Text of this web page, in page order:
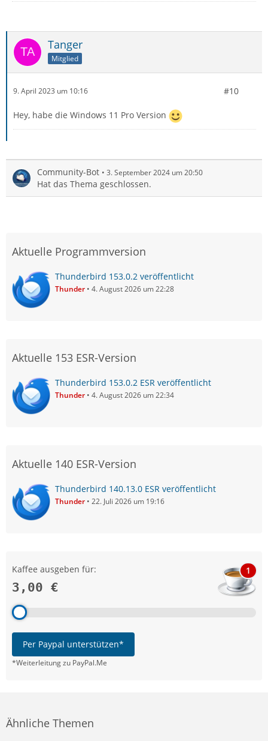
Tanger
Mitglied
9. April 2023 um 10:16 #10
Hey, habe die Windows 11 Pro Version
Community-Bot 3. September 2024 um 20:50
Hat das Thema geschlossen.
Aktuelle Programmversion
Thunderbird 153.0.2 veröffentlicht
Thunder 4. August 2026 um 22:28
Aktuelle 153 ESR-Version
Thunderbird 153.0.2 ESR veröffentlicht
Thunder 4. August 2026 um 22:34
Aktuelle 140 ESR-Version
Thunderbird 140.13.0 ESR veröffentlicht
Thunder 22. Juli 2026 um 19:16
Kaffee ausgeben für:
3,00 €
1
Per Paypal unterstützen*
*Weiterleitung zu PayPal.Me
Ähnliche Themen